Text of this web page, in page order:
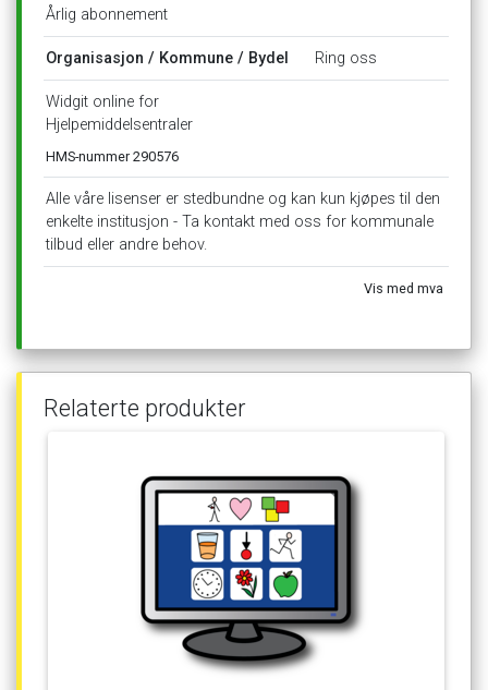
Årlig abonnement
Organisasjon / Kommune / Bydel Ring oss
Widgit online for
Hjelpemiddelsentraler
HMS-nummer 290576
Alle våre lisenser er stedbundne og kan kun kjøpes til den
enkelte institusjon - Ta kontakt med oss for kommunale
tilbud eller andre behov.
Vis med mva
Relaterte produkter